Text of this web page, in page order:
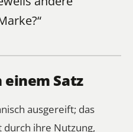
Satz
ausgereift; das
ihre Nutzung,